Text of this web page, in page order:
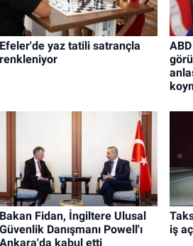
Efeler'de yaz tatili satrançla
renkleniyor
Bakan Fidan, İngiltere Ulusal
Güvenlik Danışmanı Powell'ı
Ankara'da kabul etti
iş